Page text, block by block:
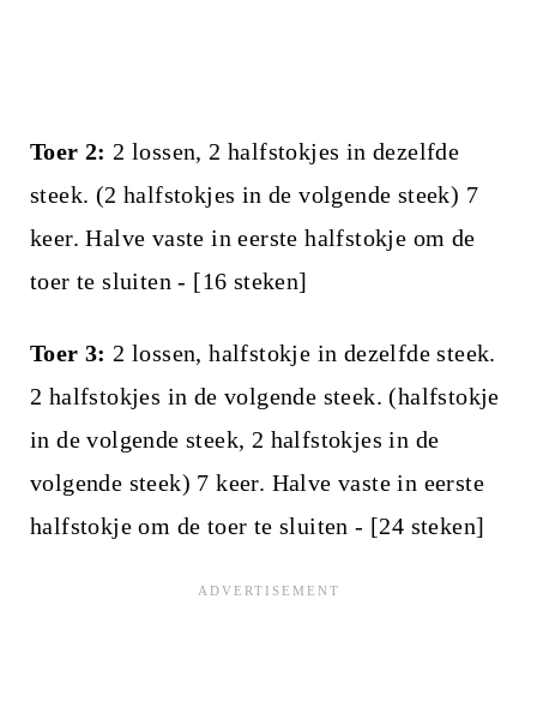
Toer 2:2 lossen, 2 halfstokjes in dezelfde
steek. (2 halfstokjes in de volgende steek) 7
keer. Halve vaste in eerste halfstokje om de
toer te sluiten - [16 steken]
Toer 3:2 lossen, halfstokje in dezelfde steek.
2 halfstokjes in de volgende steek. (halfstokje
in de volgende steek, 2 halfstokjes in de
volgende steek) 7 keer. Halve vaste in eerste
halfstokje om de toer te sluiten - [24 steken]